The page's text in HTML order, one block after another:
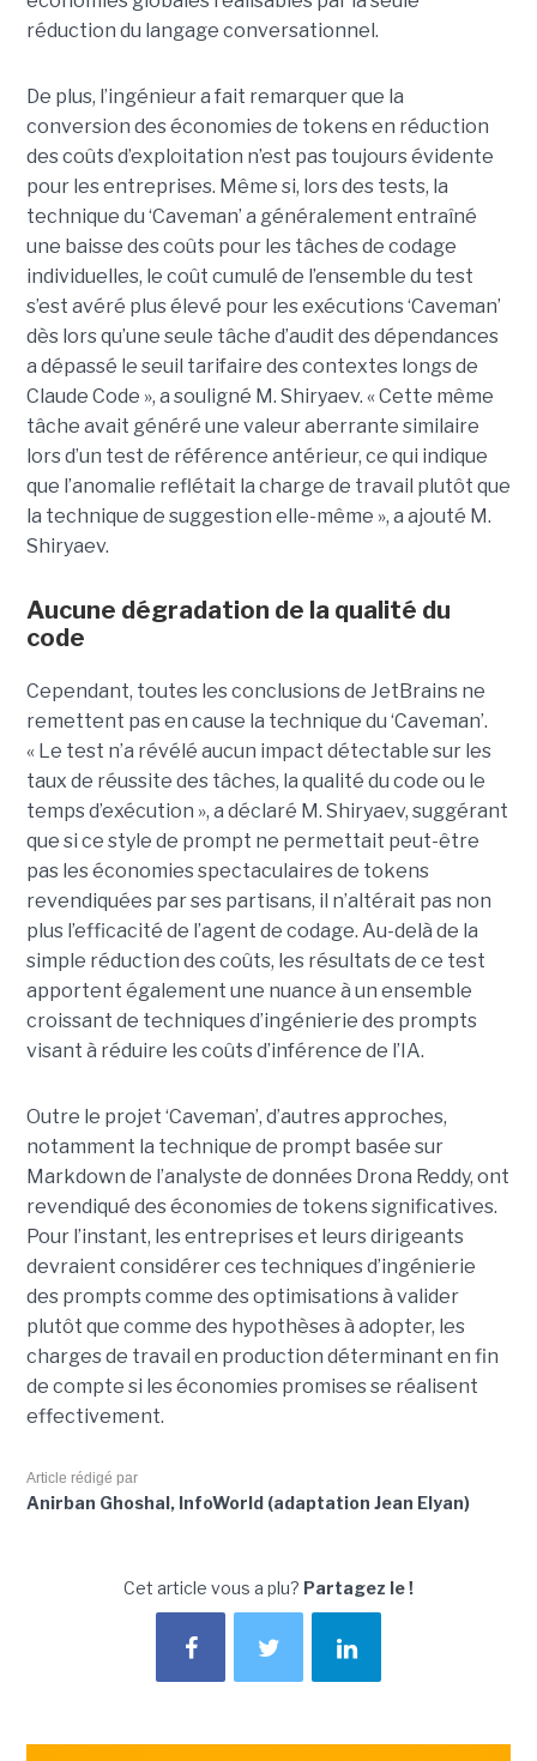
réduction du langage conversationnel.
De plus, l’ingénieur a fait remarquer que la
conversion des économies de tokens en réduction
des coûts d’exploitation n’est pas toujours évidente
pour les entreprises. Même si, lors des tests, la
technique du ‘Caveman’ a généralement entraîné
une baisse des coûts pour les tâches de codage
individuelles, le coût cumulé de l’ensemble du test
s’est avéré plus élevé pour les exécutions ‘Caveman’
dès lors qu’une seule tâche d’audit des dépendances
a dépassé le seuil tarifaire des contextes longs de
Claude Code », a souligné M. Shiryaev. « Cette même
tâche avait généré une valeur aberrante similaire
lors d’un test de référence antérieur, ce qui indique
que l’anomalie reflétait la charge de travail plutôt que
la technique de suggestion elle-même », a ajouté M.
Shiryaev.
Aucune dégradation de la qualité du
code
Cependant, toutes les conclusions de JetBrains ne
remettent pas en cause la technique du ‘Caveman’.
« Le test n’a révélé aucun impact détectable sur les
taux de réussite des tâches, la qualité du code ou le
temps d’exécution », a déclaré M. Shiryaev, suggérant
que si ce style de prompt ne permettait peut-être
pas les économies spectaculaires de tokens
revendiquées par ses partisans, il n’altérait pas non
plus l’efficacité de l’agent de codage. Au-delà de la
simple réduction des coûts, les résultats de ce test
apportent également une nuance à un ensemble
croissant de techniques d’ingénierie des prompts
visant à réduire les coûts d’inférence de l’IA.
Outre le projet ‘Caveman’, d’autres approches,
notamment la technique de prompt basée sur
Markdown de l’analyste de données Drona Reddy, ont
revendiqué des économies de tokens significatives.
Pour l’instant, les entreprises et leurs dirigeants
devraient considérer ces techniques d’ingénierie
des prompts comme des optimisations à valider
plutôt que comme des hypothèses à adopter, les
charges de travail en production déterminant en fin
de compte si les économies promises se réalisent
effectivement.
Article rédigé par
Anirban Ghoshal, InfoWorld (adaptation Jean Elyan)
Cet article vous a plu? Partagez le !